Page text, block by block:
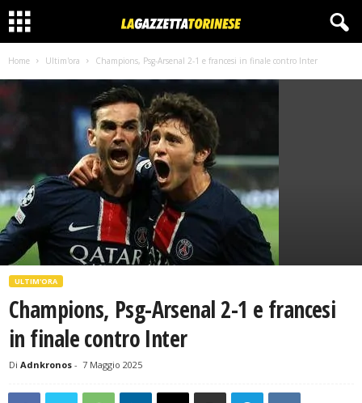
Home Ultim'ora Champions, Psg-Arsenal 2-1 e francesi in finale contro Inter
ULTIM'ORA
Champions, Psg-Arsenal 2-1 e francesi
in finale contro Inter
Di Adnkronos - 7 Maggio 2025